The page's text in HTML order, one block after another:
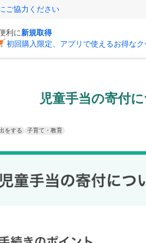
ご協力ください
利に新規取得
初回購入限定、アプリで使えるお得なク
児童手当の寄付
をする 子育て・教育